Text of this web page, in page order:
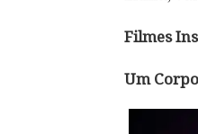
Filmes
Um